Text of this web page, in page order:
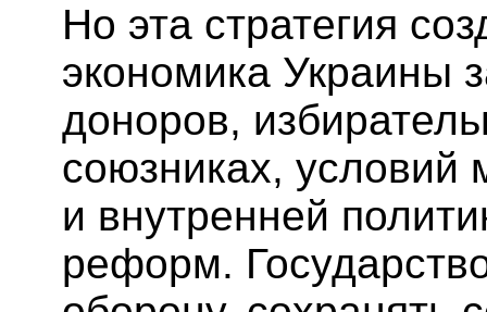
Но эта стратегия
экономика Украины
доноров,
союзниках, условий
и внутренней
реформ.